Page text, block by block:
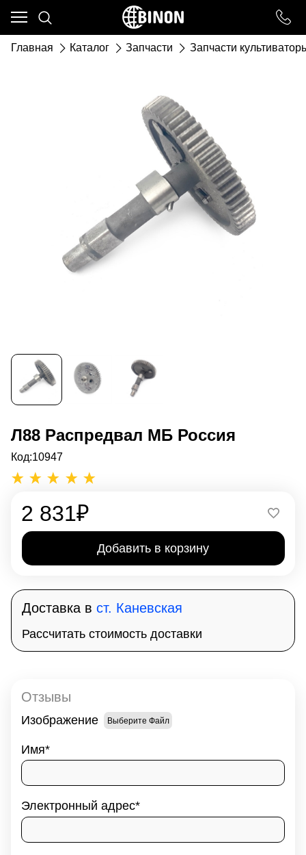
Главная Каталог Запчасти Запчасти
Л88 Распредвал МБ Россия
Код:10947
2 831₽
Добавить в корзину
Доставка в ст. Каневская
Рассчитать стоимость доставки
Отзывы
Изображение Выберите Файл
Имя
Электронный адрес
Ваш город - ст. Каневская,
угадали?
ДА НЕТ